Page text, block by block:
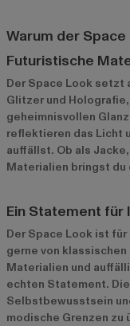
Warum der
Futuristische
Der Space Look
Glitzer und
geheimnisvollen
reflektieren das Licht
auffällst. Ob als
Materialien bringst du
Ein Statement für
Der Space Look ist
gerne von
Materialien und
echten Statement.
Selbstbewusstsein
modische Grenzen zu